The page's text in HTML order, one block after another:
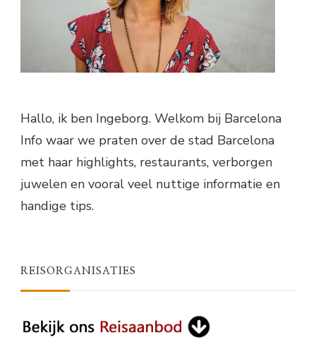
Hallo, ik ben Ingeborg. Welkom bij Barcelona
Info waar we praten over de stad Barcelona
met haar highlights, restaurants, verborgen
juwelen en vooral veel nuttige informatie en
handige tips.
REISORGANISATIES